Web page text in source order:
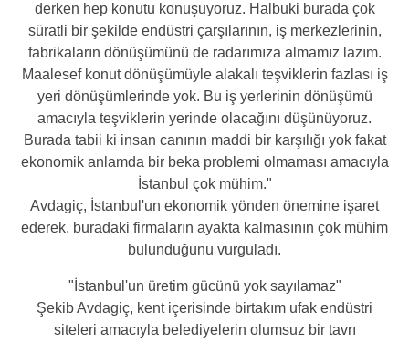
derken hep konutu konuşuyoruz. Halbuki burada çok
süratli bir şekilde endüstri çarşılarının, iş merkezlerinin,
fabrikaların dönüşümünü de radarımıza almamız lazım.
Maalesef konut dönüşümüyle alakalı teşviklerin fazlası iş
yeri dönüşümlerinde yok. Bu iş yerlerinin dönüşümü
amacıyla teşviklerin yerinde olacağını düşünüyoruz.
Burada tabii ki insan canının maddi bir karşılığı yok fakat
ekonomik anlamda bir beka problemi olmaması amacıyla
İstanbul çok mühim."
Avdagiç, İstanbul'un ekonomik yönden önemine işaret
ederek, buradaki firmaların ayakta kalmasının çok mühim
bulunduğunu vurguladı.
"İstanbul'un üretim gücünü yok sayılamaz"
Şekib Avdagiç, kent içerisinde birtakım ufak endüstri
siteleri amacıyla belediyelerin olumsuz bir tavrı